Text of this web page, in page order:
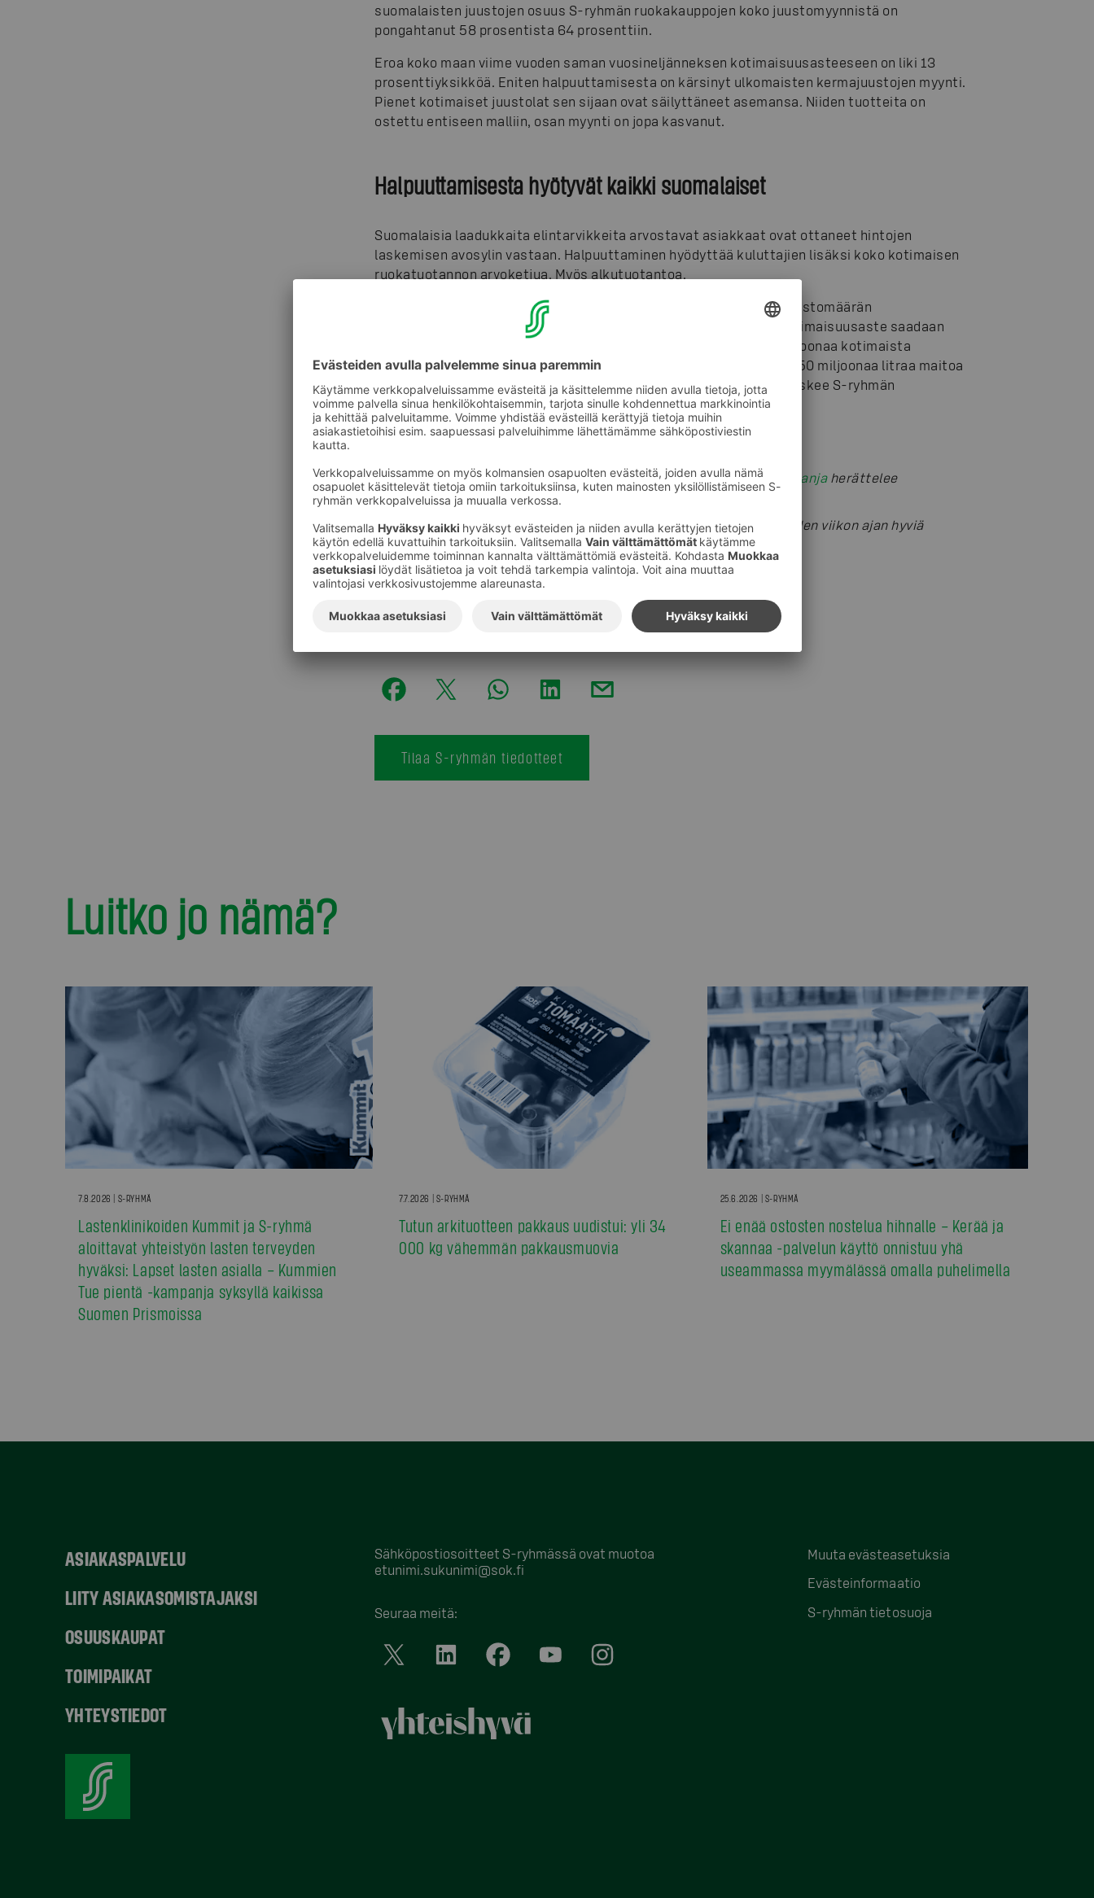
suomalaisten juustojen osuus S-ryhmän ruokakauppojen koko juustomyynnistä on
pongahtanut 58 prosentista 64 prosenttiin.
Eroa koko maan viime vuoden saman vuosineljänneksen kotimaisuusasteeseen on liki 13
prosenttiyksikköä. Eniten halpuuttamisesta on kärsinyt ulkomaisten kermajuustojen myynti.
Pienet kotimaiset juustolat sen sijaan ovat säilyttäneet asemansa. Niiden tuotteita on
ostettu entiseen malliin, osan myynti on jopa kasvanut.
Halpuuttamisesta hyötyvät kaikki suomalaiset
Suomalaisia laadukkaita elintarvikkeita arvostavat asiakkaat ovat ottaneet hintojen
laskemisen avosylin vastaan. Halpuuttaminen hyödyttää kuluttajien lisäksi koko kotimaisen
ruokatuotannon arvoketjua. Myös alkutuotantoa.
– S-ryhmä myy noin 50 miljoonaa kiloa juustoa vuodessa. Tämän juustomäärän
valmistamiseen tarvitaan noin 500 miljoonaa litraa maitoa. Kun kotimaisuusaste saadaan
nousemaan 10 prosenttiyksikköä, se tarkoittaa käytännössä 5 miljoonaa kotimaista
juustokiloa lisää eli 50 miljoonaa Suomessa tuotettua maitolitraa. 50 miljoonaa litraa maitoa
vastaa keskimäärin 160 suomalaisen maitotilan vuosituotantoa, laskee S-ryhmän
marketkaupan johtajaJukka Ojapelto.
2 viikkoa hyviä uutisia kotimaisesta ruoasta
1.3. käynnistyväKaksi viikkoa vain suomalaista ruokaa –kampanjaherättelee
suomalaisia tutkimaan ostostensa alkuperää.
Me Patarummussa osallistumme kampanjaan kertomalla kahden viikon ajan hyviä
uutisia suomalaisesta ruoasta S-ryhmän ruokakaupoissa.
Thinkstock
Tilaa S-ryhmän tiedotteet
Luitko jo nämä?
7.8.2026 | S-RYHMÄ
Lastenklinikoiden Kummit ja S-ryhmä
aloittavat yhteistyön lasten terveyden
hyväksi: Lapset lasten asialla – Kummien
Tue pientä -kampanja syksyllä kaikissa
Suomen Prismoissa
7.7.2026 | S-RYHMÄ
Tutun arkituotteen pakkaus uudistui: yli 34
000 kg vähemmän pakkausmuovia
25.6.2026 | S-RYHMÄ
Ei enää ostosten nostelua hihnalle – Kerää ja
skannaa -palvelun käyttö onnistuu yhä
useammassa myymälässä omalla puhelimella
ASIAKASPALVELU
LIITY ASIAKASOMISTAJAKSI
OSUUSKAUPAT
TOIMIPAIKAT
YHTEYSTIEDOT
Sähköpostiosoitteet S-ryhmässä ovat muotoa
etunimi.sukunimi@sok.fi
Seuraa meitä:
Muuta evästeasetuksia
Evästeinformaatio
S-ryhmän tietosuoja